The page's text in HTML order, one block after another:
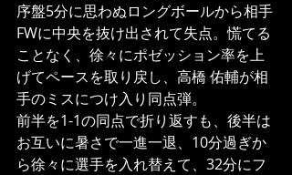
序盤5分に思わぬロングボールから相手
FWに中央を抜け出されて失点。慌てる
ことなく、徐々にポゼッション率を上
げてペースを取り戻し、高橋 佑輔が相
手のミスにつけ入り同点弾。
前半を1-1の同点で折り返すも、後半は
お互いに暑さで一進一退、10分過ぎか
ら徐々に選手を入れ替えて、32分にフ